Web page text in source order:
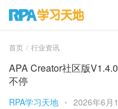
首页 行业资讯
APA Creator社区版
不停
RPA学习天地 • 2026年6月